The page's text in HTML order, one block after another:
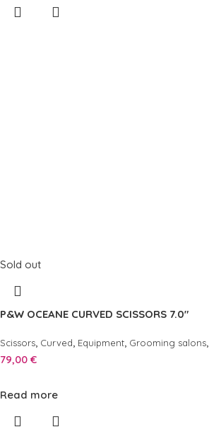
Sold out
P&W OCEANE CURVED SCISSORS 7.0″
Scissors, Curved, Equipment, Grooming salons,
79,00 €
Read more